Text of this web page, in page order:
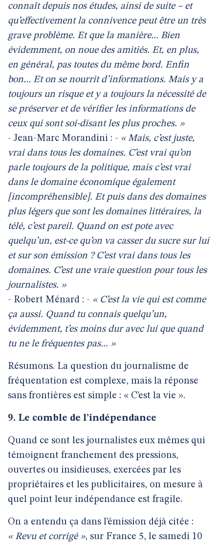
connaît depuis nos études, ainsi de suite – et
qu’effectivement la connivence peut être un très
grave problème. Et que la manière... Bien
évidemment, on noue des amitiés. Et, en plus,
en général, pas toutes du même bord. Enfin
bon... Et on se nourrit d’informations. Mais y a
toujours un risque et y a toujours la nécessité de
se préserver et de vérifier les informations de
ceux qui sont soi-disant les plus proches. »
- Jean-Marc Morandini : - « Mais, c’est juste,
vrai dans tous les domaines. C’est vrai qu’on
parle toujours de la politique, mais c’est vrai
dans le domaine économique également
[incompréhensible]. Et puis dans des domaines
plus légers que sont les domaines littéraires, la
télé, c’est pareil. Quand on est pote avec
quelqu’un, est-ce qu’on va casser du sucre sur lui
et sur son émission ? C’est vrai dans tous les
domaines. C’est une vraie question pour tous les
journalistes. »
- Robert Ménard : - « C’est la vie qui est comme
ça aussi. Quand tu connais quelqu’un,
évidemment, t’es moins dur avec lui que quand
tu ne le fréquentes pas... »
Résumons. La question du journalisme de
fréquentation est complexe, mais la réponse
sans frontières est simple : « C’est la vie ».
9. Le comble de l’indépendance
Quand ce sont les journalistes eux mêmes qui
témoignent franchement des pressions,
ouvertes ou insidieuses, exercées par les
propriétaires et les publicitaires, on mesure à
quel point leur indépendance est fragile.
On a entendu ça dans l’émission déjà citée :
« Revu et corrigé », sur France 5, le samedi 10